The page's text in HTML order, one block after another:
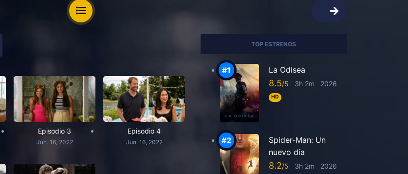
Episodio 3
Jun. 16, 2022
Episodio 4
Jun. 16, 2022
TOP ESTRENOS
La Odisea
8.5 3h 2m 2026
HD
Spider-Man: Un
nuevo día
8.2 3h 2m 2026